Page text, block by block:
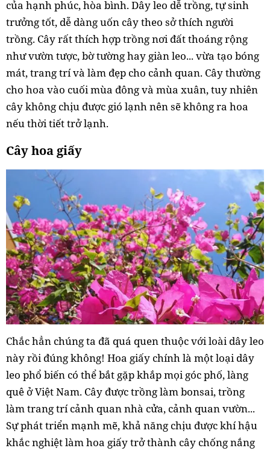
của hạnh phúc, hòa bình. Dây leo dễ trồng, tự sinh
trưởng tốt, dễ dàng uốn cây theo sở thích người
trồng. Cây rất thích hợp trồng nơi đất thoáng rộng
như vườn tược, bờ tường hay giàn leo... vừa tạo bóng
mát, trang trí và làm đẹp cho cảnh quan. Cây thường
cho hoa vào cuối mùa đông và mùa xuân, tuy nhiên
cây không chịu được gió lạnh nên sẽ không ra hoa
nếu thời tiết trở lạnh.
Cây hoa giấy
Chắc hẳn chúng ta đã quá quen thuộc với loài dây leo
này rồi đúng không! Hoa giấy chính là một loại dây
leo phổ biến có thể bắt gặp khắp mọi góc phố, làng
quê ở Việt Nam. Cây được trồng làm bonsai, trồng
làm trang trí cảnh quan nhà cửa, cảnh quan vườn...
Sự phát triển mạnh mẽ, khả năng chịu được khí hậu
khắc nghiệt làm hoa giấy trở thành cây chống nắng